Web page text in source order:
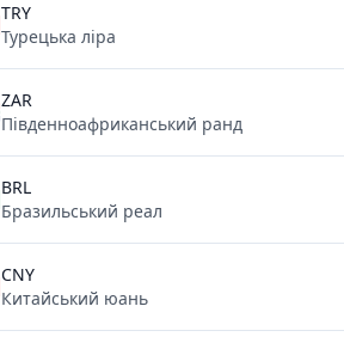
TRY
Турецька ліра
ZAR
Південноафриканський ранд
BRL
Бразильський реал
CNY
Китайський юань